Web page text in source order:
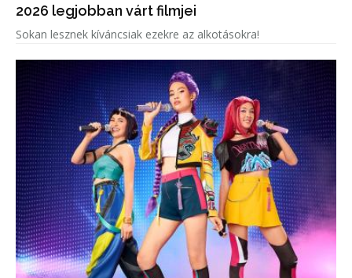
2026 legjobban várt filmjei
Sokan lesznek kíváncsiak ezekre az alkotásokra!